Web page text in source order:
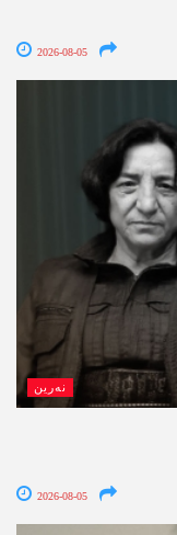
2026-08-05
نەرین
2026-08-05